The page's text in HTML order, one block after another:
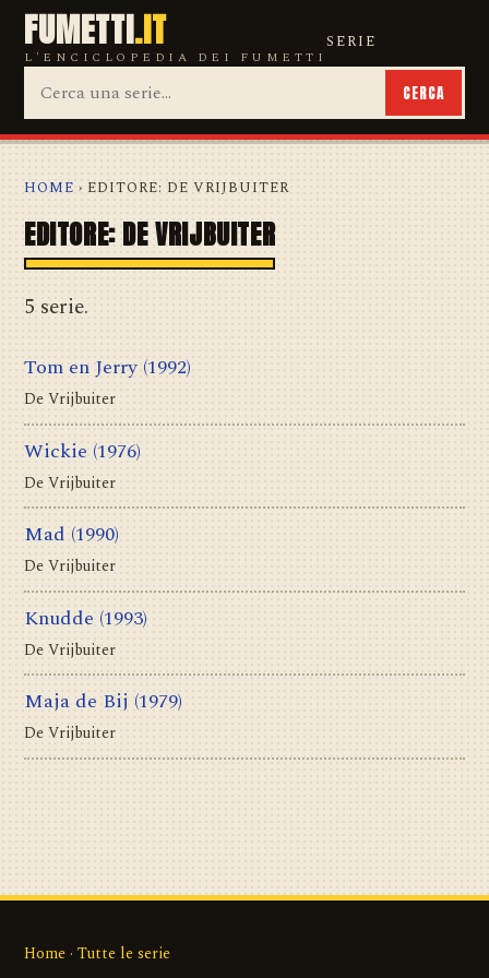
FUMETTI.IT
L'ENCICLOPEDIA DEI FUMETTI
SERIE
CERCA
HOME › EDITORE: DE VRIJBUITER
EDITORE: DE VRIJBUITER
5 serie.
Tom en Jerry (1992)
De Vrijbuiter
Wickie (1976)
De Vrijbuiter
Mad (1990)
De Vrijbuiter
Knudde (1993)
De Vrijbuiter
Maja de Bij (1979)
De Vrijbuiter
Home · Tutte le serie